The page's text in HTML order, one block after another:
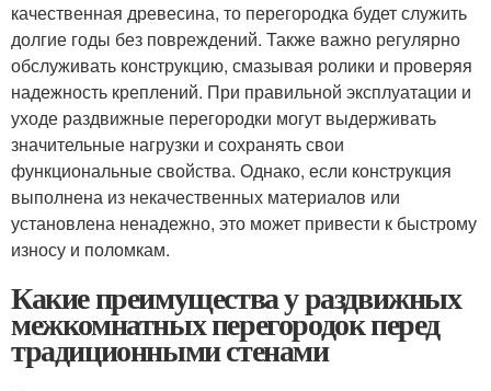
качественная древесина, то перегородка будет служить
долгие годы без повреждений. Также важно регулярно
обслуживать конструкцию, смазывая ролики и проверяя
надежность креплений. При правильной эксплуатации и
уходе раздвижные перегородки могут выдерживать
значительные нагрузки и сохранять свои
функциональные свойства. Однако, если конструкция
выполнена из некачественных материалов или
установлена ненадежно, это может привести к быстрому
износу и поломкам.
Какие преимущества у раздвижных
межкомнатных перегородок перед
традиционными стенами